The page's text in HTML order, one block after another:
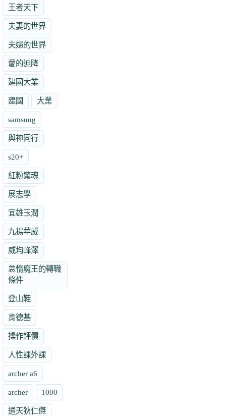
王者天下
夫妻的世界
夫婦的世界
愛的迫降
建國大業
建國 大業
samsung
與神同行
s20+
紅粉驚魂
展志學
宜雄玉潤
九揚華威
威均峰澤
怠惰魔王的轉職
條件
登山鞋
肯德基
操作評價
人性課外課
archer a6
archer 1000
通天狄仁傑